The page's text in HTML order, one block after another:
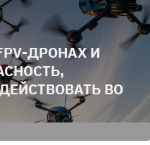
ДРОНАХ И
ВО